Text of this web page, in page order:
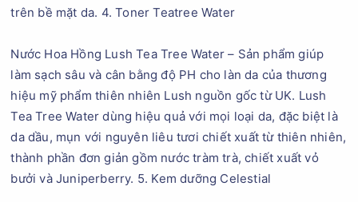
trên bề mặt da. 4. Toner Teatree Water
Nước Hoa Hồng Lush Tea Tree Water – Sản phẩm giúp
làm sạch sâu và cân bằng độ PH cho làn da của thương
hiệu mỹ phẩm thiên nhiên Lush nguồn gốc từ UK. Lush
Tea Tree Water dùng hiệu quả với mọi loại da, đặc biệt là
da dầu, mụn với nguyên liêu tươi chiết xuất từ thiên nhiên,
thành phần đơn giản gồm nước tràm trà, chiết xuất vỏ
bưởi và Juniperberry. 5. Kem dưỡng Celestial